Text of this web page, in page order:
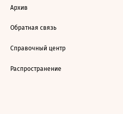
Архив
Обратная связь
Справочный центр
Распространение